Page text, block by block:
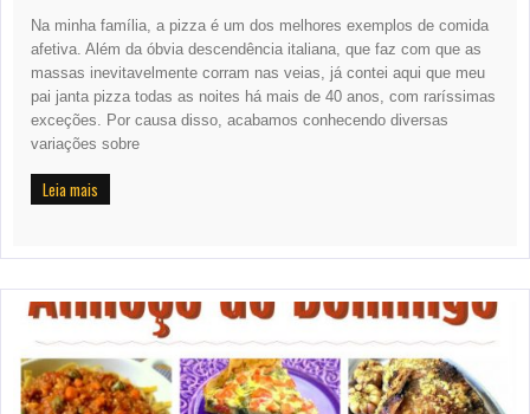
Na minha família, a pizza é um dos melhores exemplos de comida
afetiva. Além da óbvia descendência italiana, que faz com que as
massas inevitavelmente corram nas veias, já contei aqui que meu
pai janta pizza todas as noites há mais de 40 anos, com raríssimas
exceções. Por causa disso, acabamos conhecendo diversas
variações sobre
Leia mais